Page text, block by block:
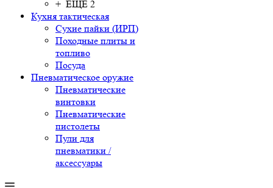
+ ЕЩЕ 2
Кухня тактическая
Сухие пайки (ИРП)
Походные плиты и
топливо
Посуда
Пневматическое оружие
Пневматические
винтовки
Пневматические
пистолеты
Пули для
пневматики /
аксессуары